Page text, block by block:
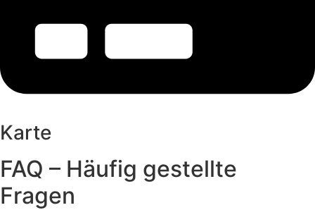
Karte
FAQ – Häufig gestellte
Fragen